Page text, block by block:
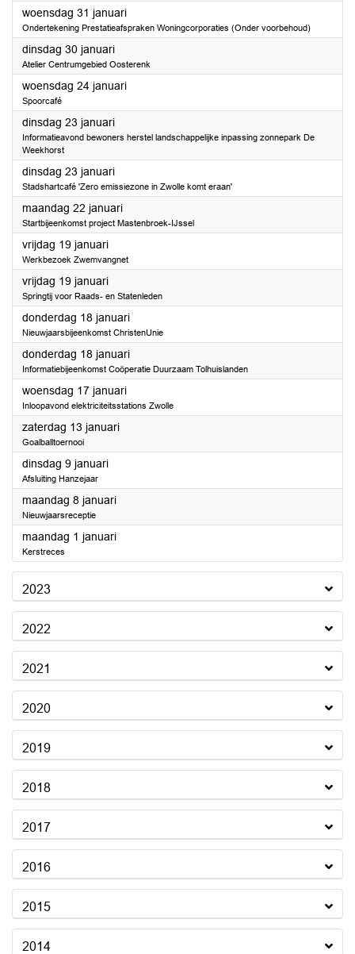
woensdag 31 januari2024
Ondertekening Prestatieafspraken Woningcorporaties (Onder voorbehoud)
dinsdag 30 januari2024
Atelier Centrumgebied Oosterenk
woensdag 24 januari2024
Spoorcafé
dinsdag 23 januari2024
Informatieavond bewoners herstel landschappelijke inpassing zonnepark De
Weekhorst
dinsdag 23 januari2024
Stadshartcafé 'Zero emissiezone in Zwolle komt eraan'
maandag 22 januari2024
Startbijeenkomst project Mastenbroek-IJssel
vrijdag 19 januari2024
Werkbezoek Zwemvangnet
vrijdag 19 januari2024
Springtij voor Raads- en Statenleden
donderdag 18 januari2024
Nieuwjaarsbijeenkomst ChristenUnie
donderdag 18 januari2024
Informatiebijeenkomst Coöperatie Duurzaam Tolhuislanden
woensdag 17 januari2024
Inloopavond elektriciteitsstations Zwolle
zaterdag 13 januari2024
Goalballtoernooi
dinsdag 9 januari2024
Afsluiting Hanzejaar
maandag 8 januari2024
Nieuwjaarsreceptie
maandag 1 januari2024
Kerstreces
2023
2022
2021
2020
2019
2018
2017
2016
2015
2014